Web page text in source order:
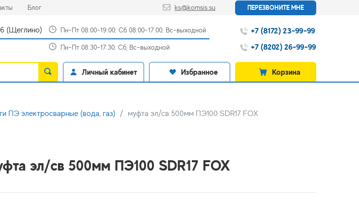
(current)
Блог(current) ks@komsis.su ПЕРЕЗВОНИТЕ МНЕ
(Щеглино) Пн-Пт 08:00-19:00; Сб 08:00-17:00; Вс-выходной
Пн-Пт 08:30-17:30; Сб, Вс-выходной
+7 (8172) 23-99-99
+7 (8202) 26-99-99
Личный кабинет Избранное Корзина
ПЭ электросварные (вода, газ) муфта эл/св 500мм ПЭ100 SDR17 FOX
эл/св 500мм ПЭ100 SDR17 FOX